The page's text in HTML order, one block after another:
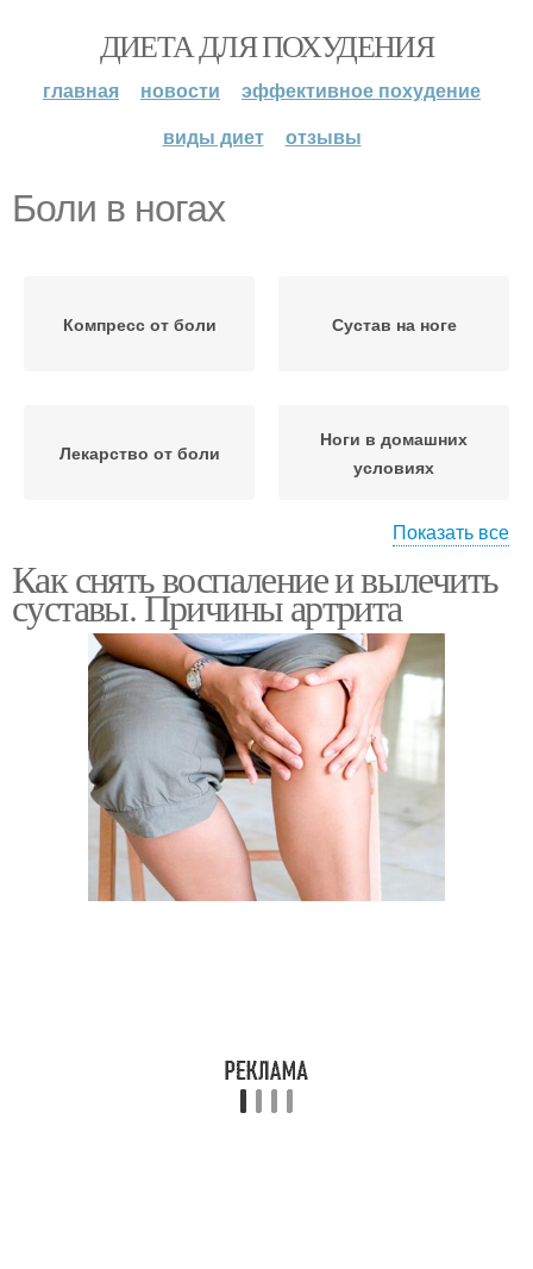
ДИЕТА ДЛЯ ПОХУДЕНИЯ
главная новости
эффективное похудение
виды диет
отзывы
Боли в ногах
Компресс от боли Сустав на ноге
Лекарство от боли
Ноги в домашних
условиях
Боли в суставах Тяжесть в ногах
Вызывающие боли Боли в костях
Боли со стороны
Показать все
Как снять воспаление и вылечить
суставы. Причины артрита